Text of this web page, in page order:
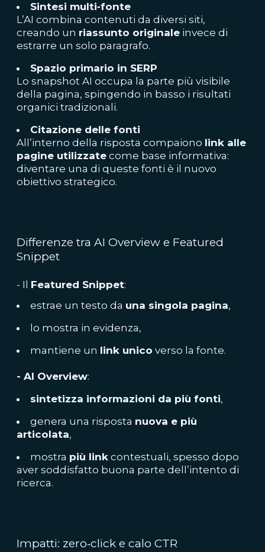
Sintesi multi‑fonte
L’AI combina contenuti da diversi siti,
creando un riassunto originale invece di
estrarre un solo paragrafo.
Spazio primario in SERP
Lo snapshot AI occupa la parte più visibile
della pagina, spingendo in basso i risultati
organici tradizionali.
Citazione delle fonti
All’interno della risposta compaiono link alle
pagine utilizzate come base informativa:
diventare una di queste fonti è il nuovo
obiettivo strategico.
Differenze tra AI Overview e Featured
Snippet
- Il Featured Snippet:
estrae un testo da una singola pagina,
lo mostra in evidenza,
mantiene un link unico verso la fonte.
- AI Overview:
sintetizza informazioni da più fonti,
genera una risposta nuova e più
articolata,
mostra più link contestuali, spesso dopo
aver soddisfatto buona parte dell’intento di
ricerca.
Impatti: zero‑click e calo CTR